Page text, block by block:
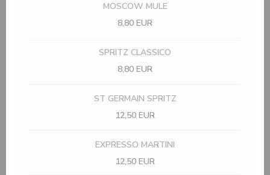
MOSCOW MULE
8,80 EUR
SPRITZ CLASSICO
8,80 EUR
ST GERMAIN SPRITZ
12,50 EUR
EXPRESSO MARTINI
12,50 EUR